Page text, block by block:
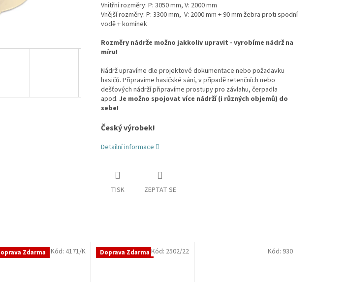
Vnitřní rozměry: P: 3050 mm, V: 2000 mm
Vnější rozměry: P: 3300 mm, V: 2000 mm + 90 mm žebra proti spodní
vodě + komínek
Rozměry nádrže možno jakkoliv upravit - vyrobíme nádrž na
míru!
Nádrž upravíme dle projektové dokumentace nebo požadavku
hasičů. Připravíme hasičské sání, v případě retenčních nebo
dešťových nádrží připravíme prostupy pro závlahu, čerpadla
apod. Je možno spojovat více nádrží (i různých objemů) do
sebe!
Český výrobek!
Detailní informace
TISK ZEPTAT SE
Zdarma Kód: 4171/K Doprava Zdarma Kód: 2502/22 Kód: 930